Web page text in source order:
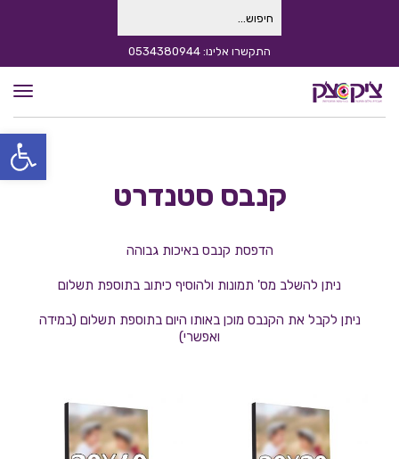
פתח
עבור: התקשרו אלינו: 0534380944
קנבס סטנדרט
הדפסת קנבס באיכות גבוהה
ניתן להשלב מס' תמונות ולהוסיף כיתוב בתוספת תשלום
ניתן לקבל את הקנבס מוכן באותו היום בתוספת תשלום (במידה
ואפשרי)